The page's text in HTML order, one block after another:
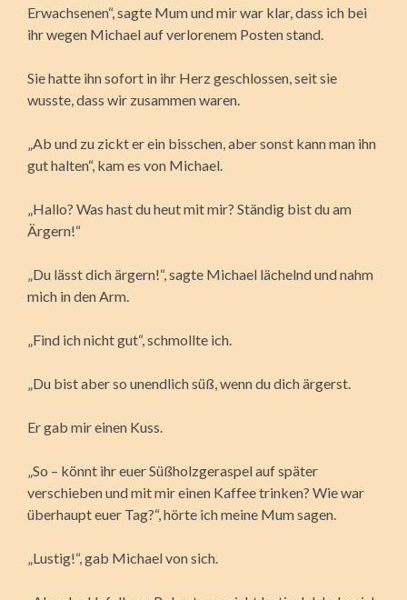
Erwachsenen“, sagte Mum und mir war klar, dass ich bei
ihr wegen Michael auf verlorenem Posten stand.
Sie hatte ihn sofort in ihr Herz geschlossen, seit sie
wusste, dass wir zusammen waren.
„Ab und zu zickt er ein bisschen, aber sonst kann man ihn
gut halten“, kam es von Michael.
„Hallo? Was hast du heut mit mir? Ständig bist du am
Ärgern!“
„Du lässt dich ärgern!“, sagte Michael lächelnd und nahm
mich in den Arm.
„Find ich nicht gut“, schmollte ich.
„Du bist aber so unendlich süß, wenn du dich ärgerst.
Er gab mir einen Kuss.
„So – könnt ihr euer Süßholzgeraspel auf später
verschieben und mit mir einen Kaffee trinken? Wie war
überhaupt euer Tag?“, hörte ich meine Mum sagen.
„Lustig!“, gab Michael von sich.